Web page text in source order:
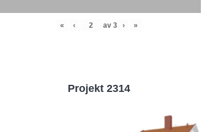
« ‹ av 3 › »
Projekt 2314